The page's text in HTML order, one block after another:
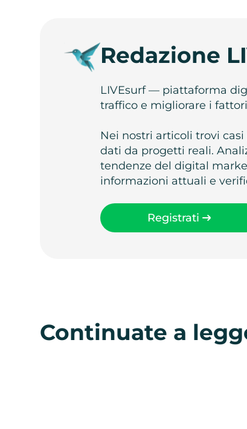
Redazione
LIVEsurf — piattaforma
traffico e migliorare i
Nei nostri articoli trovi
dati da progetti reali.
tendenze del digital
informazioni attuali e
Registrati
Continuate a